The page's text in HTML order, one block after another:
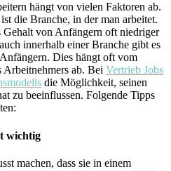
hängt von vielen Faktoren ab.
die Branche, in der man arbeitet.
Gehalt von Anfängern oft niedriger
innerhalb einer Branche gibt es
Dies hängt oft vom
ab. Bei Vertrieb Jobs
die Möglichkeit, seinen
zu beeinflussen. Folgende Tipps
wichtig
machen, dass sie in einem